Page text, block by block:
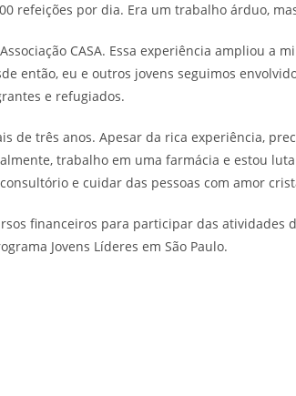
refeições por dia. Era um trabalho árduo,
CASA. Essa experiência ampliou
então, eu e outros jovens seguimos
e refugiados.
três anos. Apesar da rica experiência,
trabalho em uma farmácia e estou
e cuidar das pessoas com amor
financeiros para participar das atividades
Jovens Líderes em São Paulo.